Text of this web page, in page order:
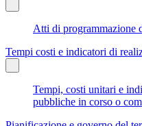
Atti di programmazione
Tempi costi e indicatori di
Tempi, costi unitari e
pubbliche in corso o